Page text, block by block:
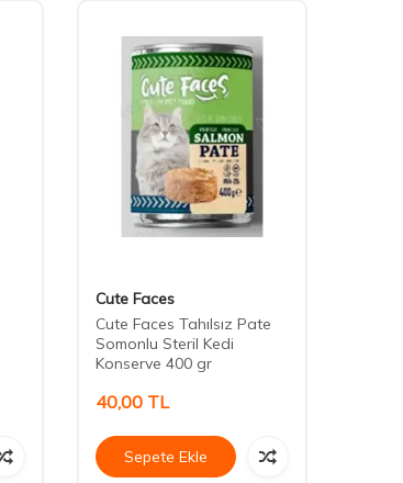
Cute Faces
Cute Faces Tahılsız Pate
Somonlu Steril Kedi
Konserve 400 gr
40,00 TL
Sepete Ekle